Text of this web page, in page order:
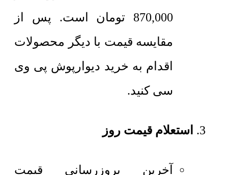
870,000
تومان است. پس از
مقایسه قیمت با دیگر محصولات
اقدام به خرید دیوارپوش پی وی
سی کنید.
استعلام قیمت روز
آخرین بروزرسانی قیمت